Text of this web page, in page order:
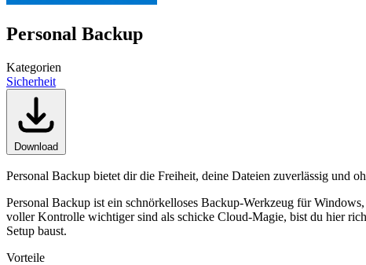
Personal Backup
Kategorien
Sicherheit
Download
Personal Backup bietet dir die Freiheit, deine Dateien zuverlässig und
Personal Backup ist ein schnörkelloses Backup-Werkzeug für
voller Kontrolle wichtiger sind als schicke Cloud-Magie, bist du hier
Setup baust.
Vorteile